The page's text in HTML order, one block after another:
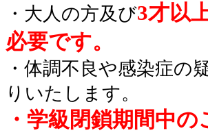
・大人の方及び3才以
必要です。
・体調不良や感染症の
りいたします。
・学級閉鎖期間中